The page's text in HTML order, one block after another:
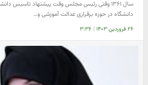
سال ۱۳۶۱ وقتی رئیس مجلس وقت پیشنهاد تاسیس
دانشگاه در حوزه برقراری عدالت آموزشی و…
۲۶ فروردین ۱۴۰۳ | ۳:۳۶